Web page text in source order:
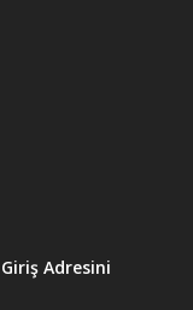
Adresini